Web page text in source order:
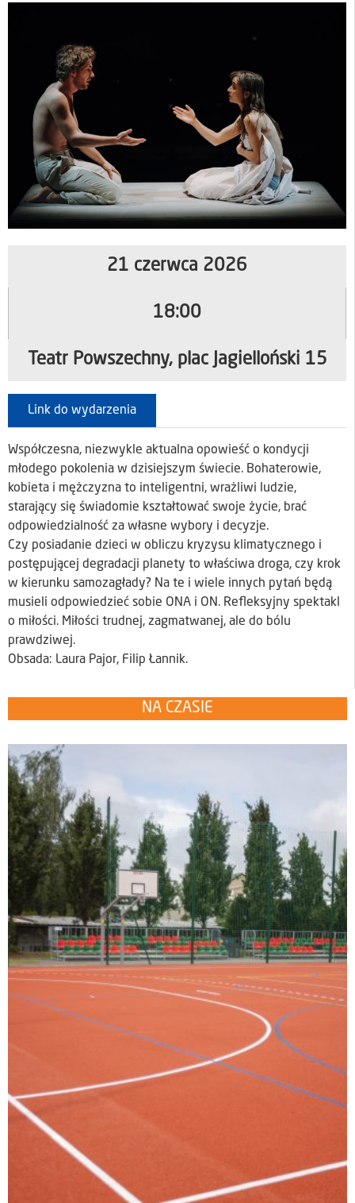
21 czerwca 2026
18:00
Teatr Powszechny, plac Jagielloński 15
Link do wydarzenia
Współczesna, niezwykle aktualna opowieść o kondycji
młodego pokolenia w dzisiejszym świecie. Bohaterowie,
kobieta i mężczyzna to inteligentni, wrażliwi ludzie,
starający się świadomie kształtować swoje życie, brać
odpowiedzialność za własne wybory i decyzje.
Czy posiadanie dzieci w obliczu kryzysu klimatycznego i
postępującej degradacji planety to właściwa droga, czy krok
w kierunku samozagłady? Na te i wiele innych pytań będą
musieli odpowiedzieć sobie ONA i ON. Refleksyjny spektakl
o miłości. Miłości trudnej, zagmatwanej, ale do bólu
prawdziwej.
Obsada: Laura Pajor, Filip Łannik.
NA CZASIE